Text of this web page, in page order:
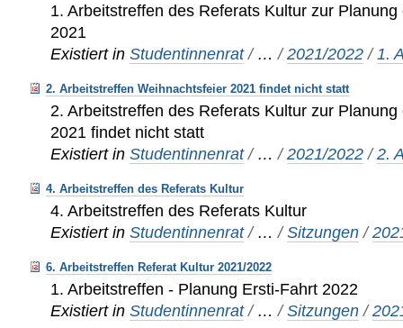
1. Arbeitstreffen des Referats Kultur zur
2021
Existiert in Studentinnenrat / …/2021/2022 /1.
2. Arbeitstreffen Weihnachtsfeier 2021 findet nicht statt
2. Arbeitstreffen des Referats Kultur zur
2021 findet nicht statt
Existiert in Studentinnenrat / …/2021/2022 /2.
4. Arbeitstreffen des Referats Kultur
4. Arbeitstreffen des Referats Kultur
Existiert in Studentinnenrat / …/Sitzungen /
6. Arbeitstreffen Referat Kultur 2021/2022
1. Arbeitstreffen - Planung Ersti-Fahrt 2022
Existiert in Studentinnenrat / …/Sitzungen /